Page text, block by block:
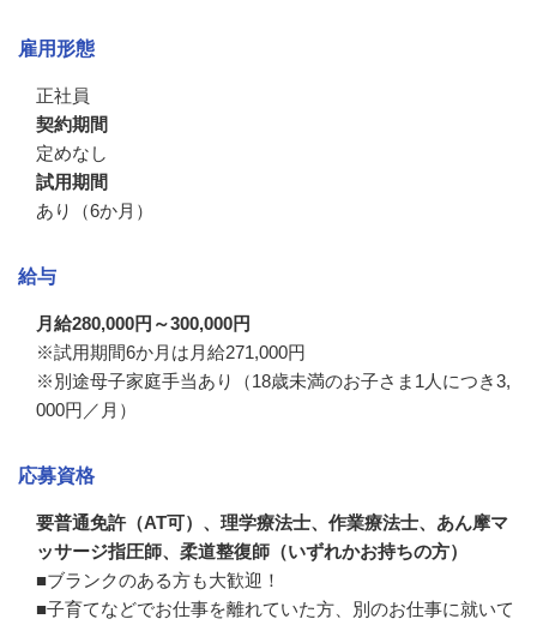
雇用形態
正社員
契約期間
定めなし
試用期間
あり（6か月）
給与
月給280,000円～300,000円
※試用期間6か月は月給271,000円
※別途母子家庭手当あり（18歳未満のお子さま1人につき3,
000円／月）
応募資格
要普通免許（AT可）、理学療法士、作業療法士、あん摩マ
ッサージ指圧師、柔道整復師（いずれかお持ちの方）
■ブランクのある方も大歓迎！
■子育てなどでお仕事を離れていた方、別のお仕事に就いて